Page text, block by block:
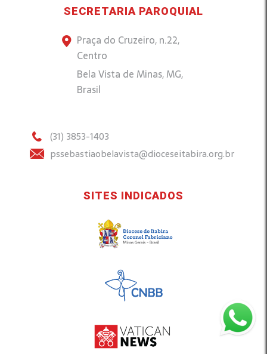
SECRETARIA PAROQUIAL
Praça do Cruzeiro, n.22,
Centro
Bela Vista de Minas, MG,
Brasil
(31) 3853-1403
pssebastiaobelavista@dioceseitabira.org.br
SITES INDICADOS